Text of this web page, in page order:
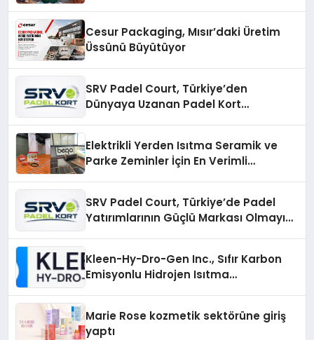
Cesur Packaging, Mısır’daki Üretim
Üssünü Büyütüyor
SRV Padel Court, Türkiye’den
Dünyaya Uzanan Padel Kort
Elektrikli Yerden Isıtma Seramik ve
Parke Zeminler İçin En Verimli
SRV Padel Court, Türkiye’de Padel
Yatırımlarının Güçlü Markası Olmayı
Kleen-Hy-Dro-Gen Inc., Sıfır Karbon
Emisyonlu Hidrojen Isıtma
Marie Rose kozmetik sektörüne giriş
yaptı